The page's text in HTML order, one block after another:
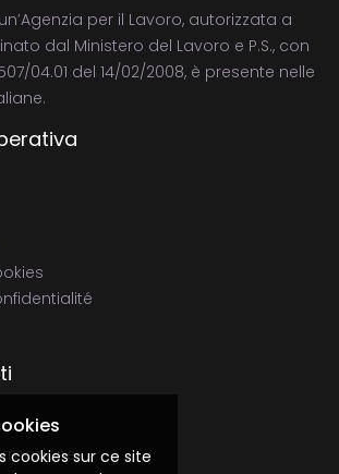
per il Lavoro, autorizzata a
dal Ministero del Lavoro e P.S., con
04.01 del 14/02/2008, è presente nelle
cookies sur ce site